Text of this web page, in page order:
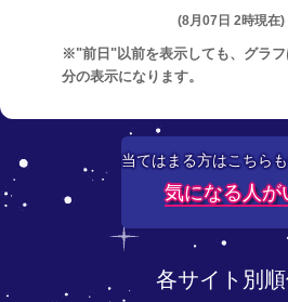
(8月07日 2時現在)
※"前日"以前を表示しても、グラフ
分の表示になります。
当てはまる方はこちら
気になる人が
各サイト別